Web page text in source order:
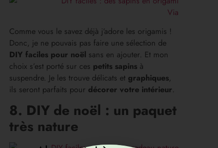
Via
Comme vous le savez déjà j’adore les origamis !
Donc, je ne pouvais pas faire une sélection de
DIY faciles pour noël sans en ajouter. Et mon
choix s’est porté sur ces petits sapins à
suspendre. Je les trouve délicats et graphiques,
ils seront parfaits pour décorer votre intérieur.
8. DIY de noël : un paquet
très nature